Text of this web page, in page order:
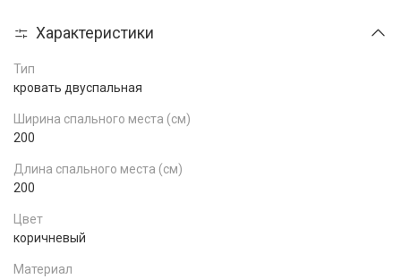
Характеристики
Тип
кровать двуспальная
Ширина спального места (см)
200
Длина спального места (см)
200
Цвет
коричневый
Материал